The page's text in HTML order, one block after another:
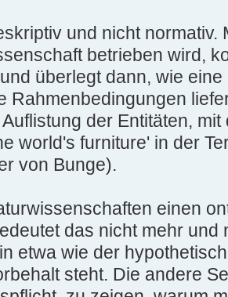
und nicht normativ.
betrieben wird,
überlegt dann, wie
Rahmenbedingungen
der Entitäten,
world's furniture' in der
von Bunge).
einen
das nicht mehr und
etwa wie der
steht. Die andere